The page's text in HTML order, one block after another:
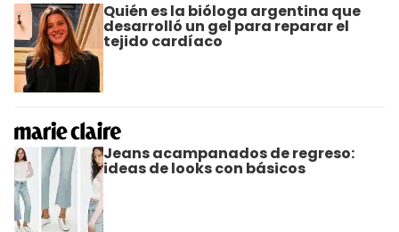
Quién es la bióloga argentina que
desarrolló un gel para reparar el
tejido cardíaco
Jeans acampanados de regreso:
ideas de looks con básicos